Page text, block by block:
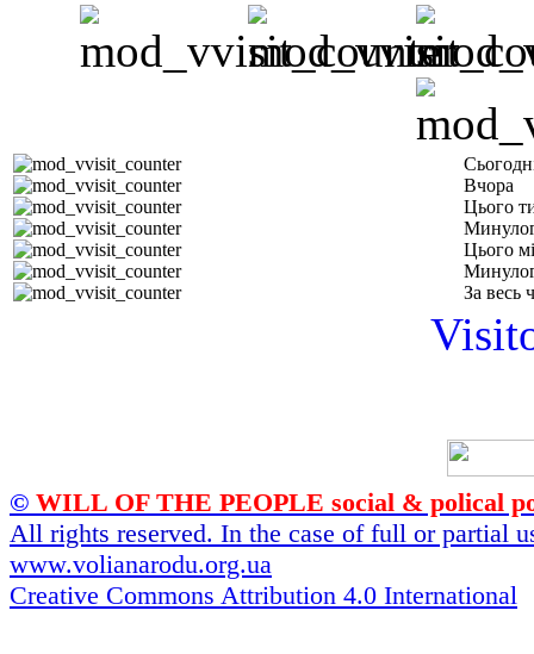
Вчора
Цього
Цього
За весь
© WILL OF THE PEOPLE social & polical
All rights reserved. In the case of full or partial
www.volianarodu.org.ua
Creative Commons Attribution 4.0 International